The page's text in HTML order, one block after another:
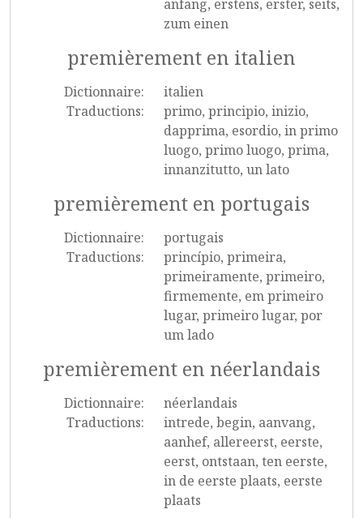
anfang, erstens, erster, seits,
zum einen
premièrement en italien
Dictionnaire:
italien
Traductions:
primo, principio, inizio,
dapprima, esordio, in primo
luogo, primo luogo, prima,
innanzitutto, un lato
premièrement en portugais
Dictionnaire:
portugais
Traductions:
princípio, primeira,
primeiramente, primeiro,
firmemente, em primeiro
lugar, primeiro lugar, por
um lado
premièrement en néerlandais
Dictionnaire:
néerlandais
Traductions:
intrede, begin, aanvang,
aanhef, allereerst, eerste,
eerst, ontstaan, ten eerste,
in de eerste plaats, eerste
plaats